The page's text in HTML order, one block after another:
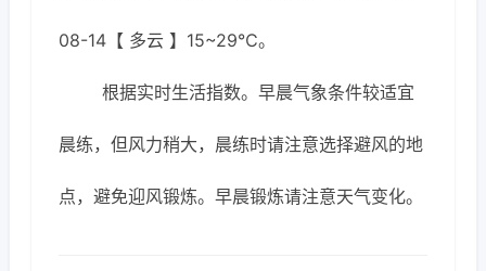
08-14【 多云 】15~29℃。
根据实时生活指数。早晨气象条件较适宜
晨练，但风力稍大，晨练时请注意选择避风的地
点，避免迎风锻炼。早晨锻炼请注意天气变化。